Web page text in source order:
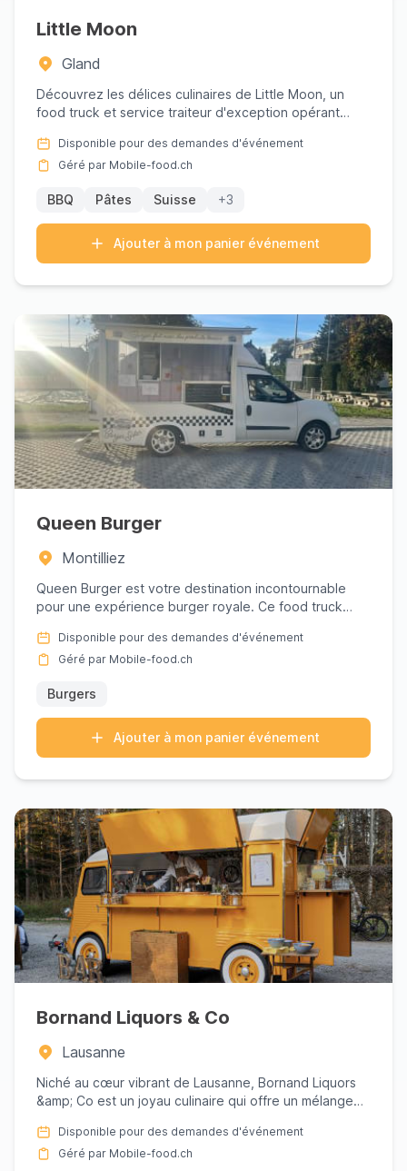
Little Moon
Gland
Découvrez les délices culinaires de Little Moon, un
food truck et service traiteur d'exception opérant
Disponible pour des demandes d'événement
Géré par Mobile-food.ch
BBQ Pâtes Suisse +3
Ajouter à mon panier événement
Queen Burger
Montilliez
Queen Burger est votre destination incontournable
pour une expérience burger royale. Ce food truck
Disponible pour des demandes d'événement
Géré par Mobile-food.ch
Burgers
Ajouter à mon panier événement
Bornand Liquors & Co
Lausanne
Niché au cœur vibrant de Lausanne, Bornand Liquors
&amp; Co est un joyau culinaire qui offre un mélange
Disponible pour des demandes d'événement
Géré par Mobile-food.ch